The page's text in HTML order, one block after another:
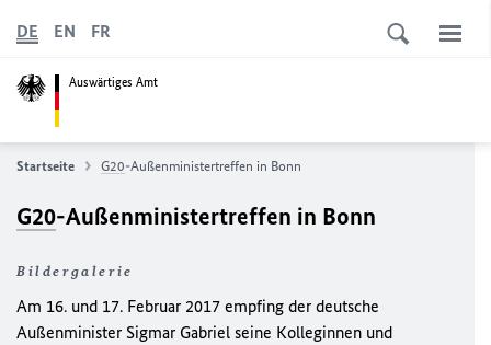
Auswärtiges Amt
DE EN FR
Startseite G20-Außenministertreffen in Bonn
G20-Außenministertreffen in Bonn
Bildergalerie
Am 16. und 17. Februar 2017 empfing der deutsche
Außenminister Sigmar Gabriel seine Kolleginnen und